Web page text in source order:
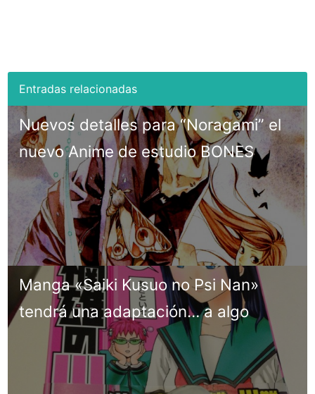
Nuevos detalles para “Noragami” el
nuevo Anime de estudio BONES
Manga «Saiki Kusuo no Psi Nan»
tendrá una adaptación… a algo